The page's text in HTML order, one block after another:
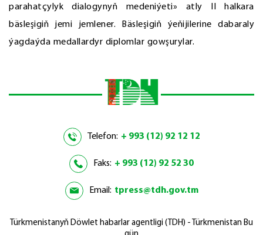
parahatçylyk dialogynyň medeniýeti» atly II halkara
bäsleşigiň jemi jemlener. Bäsleşigiň ýeňijilerine dabaraly
ýagdaýda medallardyr diplomlar gowşurylar.
Telefon: + 993 (12) 92 12 12
Faks: + 993 (12) 92 52 30
Email: tpress@tdh.gov.tm
Türkmenistanyň Döwlet habarlar agentligi (TDH) - Türkmenistan Bu